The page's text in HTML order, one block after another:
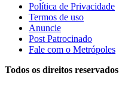
Política de Privacidade
Termos de uso
Anuncie
Post Patrocinado
Fale com o Metrópoles
Todos os direitos reservados